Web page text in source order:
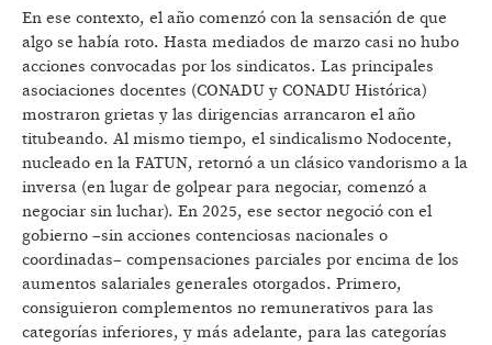
En ese contexto, el año comenzó con la sensación de que
algo se había roto. Hasta mediados de marzo casi no hubo
acciones convocadas por los sindicatos. Las principales
asociaciones docentes (CONADU y CONADU Histórica)
mostraron grietas y las dirigencias arrancaron el año
titubeando. Al mismo tiempo, el sindicalismo Nodocente,
nucleado en la FATUN, retornó a un clásico vandorismo a la
inversa (en lugar de golpear para negociar, comenzó a
negociar sin luchar). En 2025, ese sector negoció con el
gobierno –sin acciones contenciosas nacionales o
coordinadas– compensaciones parciales por encima de los
aumentos salariales generales otorgados. Primero,
consiguieron complementos no remunerativos para las
categorías inferiores, y más adelante, para las categorías